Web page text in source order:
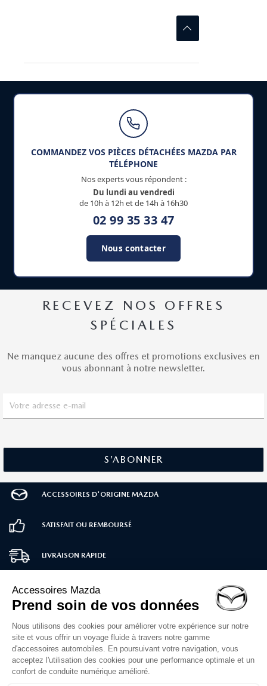
COMMANDEZ VOS PIÈCES DÉTACHÉES MAZDA PAR
TÉLÉPHONE
Nos experts vous répondent :
Du lundi au vendredi
de 10h à 12h et de 14h à 16h30
02 99 35 33 47
Nous contacter
RECEVEZ NOS OFFRES
SPÉCIALES
Ne manquez aucune des offres et promotions exclusives en
vous abonnant à notre newsletter.
ACCESSOIRES D'ORIGINE MAZDA
SATISFAIT OU REMBOURSÉ
LIVRAISON RAPIDE
PAIEMENT SÉCURISÉ
SERVICE CLIENT
02 30 71 00 14
Du lundi au vendredi
de 10h à 12h et 14h à 16h30